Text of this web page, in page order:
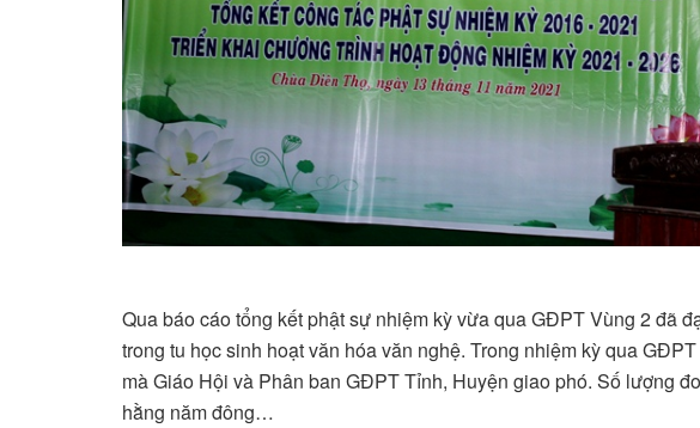
Qua báo cáo tổng kết phật sự nhiệm kỳ vừa qua GĐPT Vùng 2 đã
trong tu học sinh hoạt văn hóa văn nghệ. Trong nhiệm kỳ qua
mà Giáo Hội và Phân ban GĐPT Tỉnh, Huyện giao phó. Số lượng
hằng năm đông…